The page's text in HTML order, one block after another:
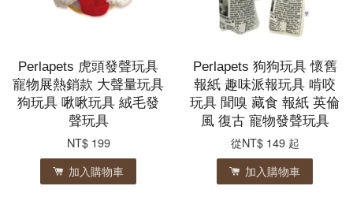
Perlapets 虎頭發聲玩具
寵物展熱銷款 大聲量玩具
狗玩具 啾啾玩具 絨毛發
聲玩具
NT$ 199
加入購物車
Perlapets 狗狗玩具 懷舊
報紙 趣味派報玩具 啃咬
玩具 聞嗅 藏食 報紙 英倫
風 復古 寵物發聲玩具
從NT$ 149 起
加入購物車